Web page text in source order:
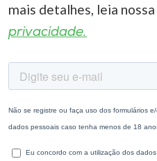
mais detalhes, leia nossa
privacidade.